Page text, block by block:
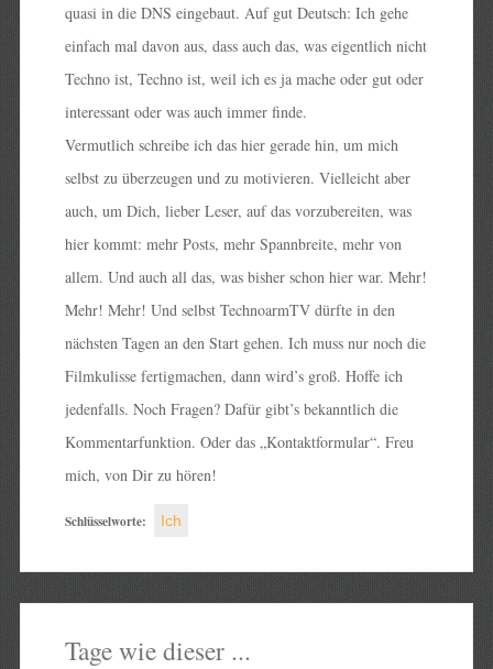
quasi in die DNS eingebaut. Auf gut Deutsch: Ich gehe
einfach mal davon aus, dass auch das, was eigentlich nicht
Techno ist, Techno ist, weil ich es ja mache oder gut oder
interessant oder was auch immer finde.
Vermutlich schreibe ich das hier gerade hin, um mich
selbst zu überzeugen und zu motivieren. Vielleicht aber
auch, um Dich, lieber Leser, auf das vorzubereiten, was
hier kommt: mehr Posts, mehr Spannbreite, mehr von
allem. Und auch all das, was bisher schon hier war. Mehr!
Mehr! Mehr! Und selbst TechnoarmTV dürfte in den
nächsten Tagen an den Start gehen. Ich muss nur noch die
Filmkulisse fertigmachen, dann wird’s groß. Hoffe ich
jedenfalls. Noch Fragen? Dafür gibt’s bekanntlich die
Kommentarfunktion. Oder das „Kontaktformular“. Freu
mich, von Dir zu hören!
Schlüsselworte: Ich
Tage wie dieser ...